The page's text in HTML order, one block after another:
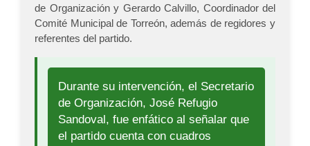
de Organización y Gerardo Calvillo, Coordinador del
Comité Municipal de Torreón, además de regidores y
referentes del partido.
Durante su intervención, el Secretario
de Organización, José Refugio
Sandoval, fue enfático al señalar que
el partido cuenta con cuadros